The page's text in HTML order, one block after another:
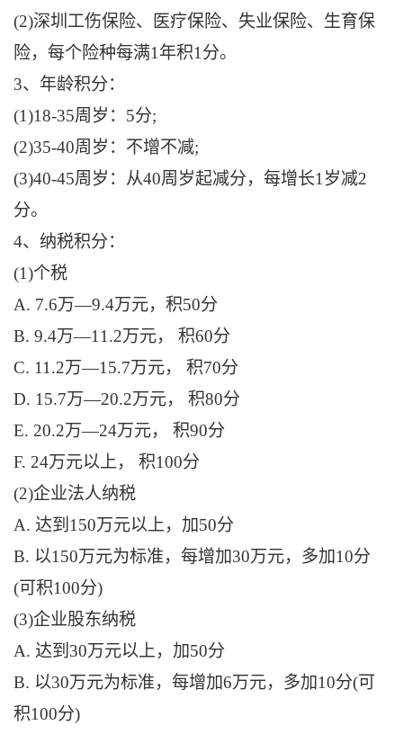
(2)深圳工伤保险、医疗保险、失业保险、生育保
险，每个险种每满1年积1分。
3、年龄积分：
(1)18-35周岁：5分;
(2)35-40周岁：不增不减;
(3)40-45周岁：从40周岁起减分，每增长1岁减2
分。
4、纳税积分：
(1)个税
A. 7.6万—9.4万元，积50分
B. 9.4万—11.2万元， 积60分
C. 11.2万—15.7万元， 积70分
D. 15.7万—20.2万元， 积80分
E. 20.2万—24万元， 积90分
F. 24万元以上， 积100分
(2)企业法人纳税
A. 达到150万元以上，加50分
B. 以150万元为标准，每增加30万元，多加10分
(可积100分)
(3)企业股东纳税
A. 达到30万元以上，加50分
B. 以30万元为标准，每增加6万元，多加10分(可
积100分)